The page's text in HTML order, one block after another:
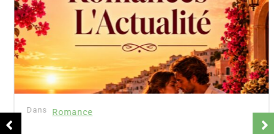
Dans Romance
Romances – l’actualité : été 2026
6 Juil 2026
Partager, merci ! Romances – l’actualité : été 2026.
histoires d’amour, les faux...